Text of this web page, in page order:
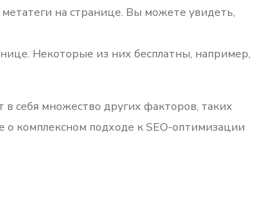
на странице. Вы можете увидеть,
Некоторые из них бесплатны, например,
в себя множество других факторов, таких
о комплексном подходе к SEO-оптимизации